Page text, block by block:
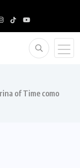
of Time como